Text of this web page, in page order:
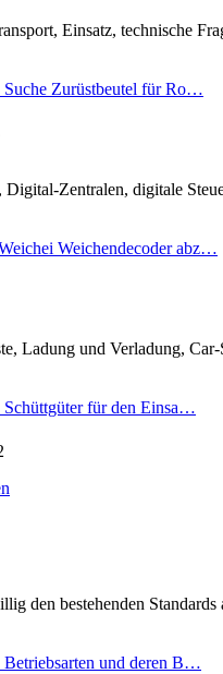
Einsatz, technische
Suche Zurüstbeutel für Ro…
Zentralen, digitale
Weichendecoder abz…
Ladung und Verladung, Car-
Schüttgüter für den Einsa…
den bestehenden
Betriebsarten und deren B…